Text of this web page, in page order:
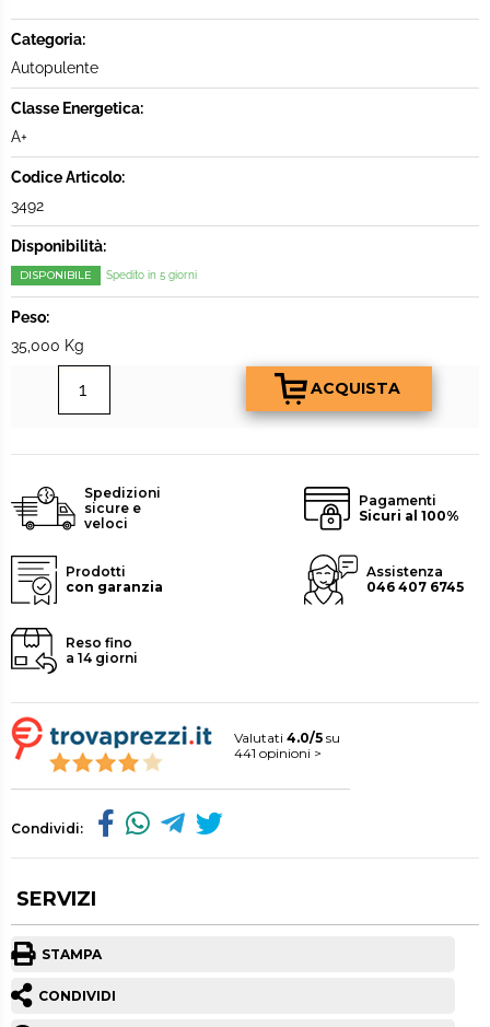
Categoria:
Autopulente
Classe Energetica:
A+
Codice Articolo:
3492
Disponibilità:
DISPONIBILE Spedito in 5 giorni
Peso:
35,000 Kg
Spedizioni
sicure e
veloci
Pagamenti
Sicuri al 100%
Prodotti
con garanzia
Assistenza
046 407 6745
Reso fino
a 14 giorni
Valutati 4.0/5 su
441 opinioni >
Condividi:
SERVIZI
STAMPA
CONDIVIDI